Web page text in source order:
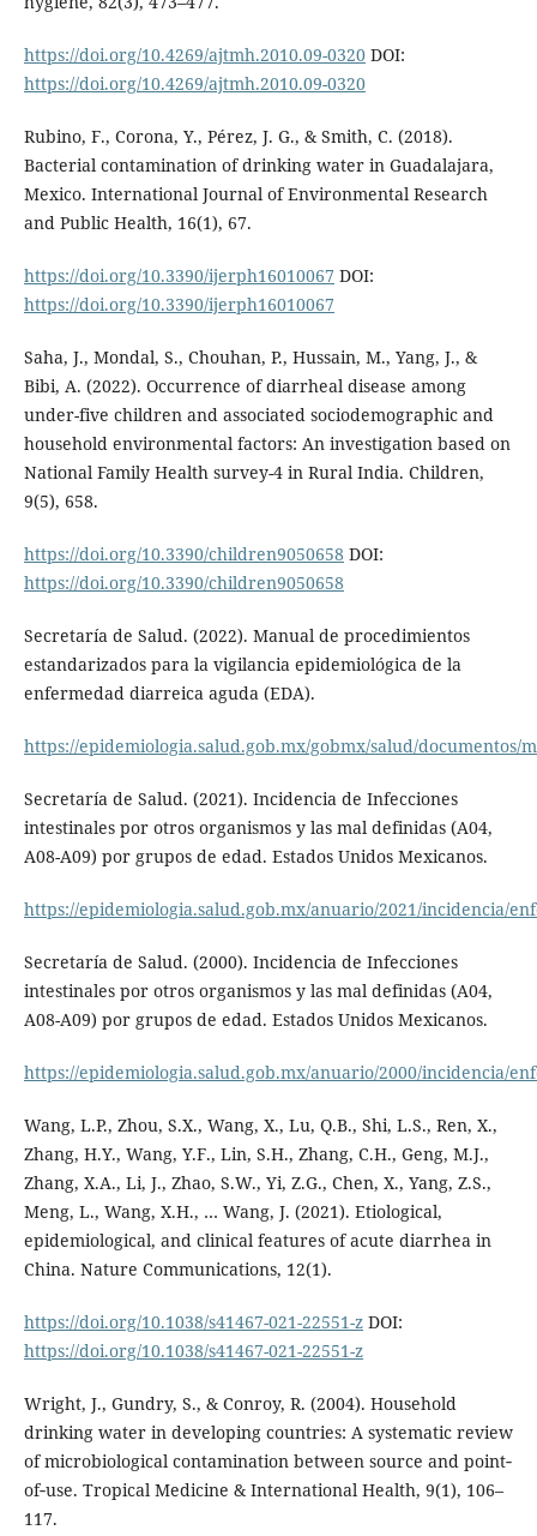
https://doi.org/10.4269/ajtmh.2010.09-0320DOI:
https://doi.org/10.4269/ajtmh.2010.09-0320
Rubino, F., Corona, Y., Pérez, J. G., & Smith, C. (2018).
Bacterial contamination of drinking water in Guadalajara,
Mexico. International Journal of Environmental Research
and Public Health, 16(1), 67.
https://doi.org/10.3390/ijerph16010067 DOI:
https://doi.org/10.3390/ijerph16010067
Saha, J., Mondal, S., Chouhan, P., Hussain, M., Yang, J., &
Bibi, A. (2022). Occurrence of diarrheal disease among
under-five children and associated sociodemographic and
household environmental factors: An investigation based on
National Family Health survey-4 in Rural India. Children,
9(5), 658.
https://doi.org/10.3390/children9050658 DOI:
https://doi.org/10.3390/children9050658
Secretaría de Salud. (2022). Manual de procedimientos
estandarizados para la vigilancia epidemiológica de la
enfermedad diarreica aguda (EDA).
https://epidemiologia.salud.gob.mx/gobmx/salud/documentos/
Secretaría de Salud. (2021). Incidencia de Infecciones
intestinales por otros organismos y las mal definidas (A04,
A08-A09) por grupos de edad. Estados Unidos Mexicanos.
https://epidemiologia.salud.gob.mx/anuario/2021/incidencia/
Secretaría de Salud. (2000). Incidencia de Infecciones
intestinales por otros organismos y las mal definidas (A04,
A08-A09) por grupos de edad. Estados Unidos Mexicanos.
https://epidemiologia.salud.gob.mx/anuario/2000/incidencia/
Wang, L.P., Zhou, S.X., Wang, X., Lu, Q.B., Shi, L.S., Ren, X.,
Zhang, H.Y., Wang, Y.F., Lin, S.H., Zhang, C.H., Geng, M.J.,
Zhang, X.A., Li, J., Zhao, S.W., Yi, Z.G., Chen, X., Yang, Z.S.,
Meng, L., Wang, X.H., … Wang, J. (2021). Etiological,
epidemiological, and clinical features of acute diarrhea in
China. Nature Communications, 12(1).
https://doi.org/10.1038/s41467-021-22551-zDOI:
https://doi.org/10.1038/s41467-021-22551-z
Wright, J., Gundry, S., & Conroy, R. (2004). Household
drinking water in developing countries: A systematic review
of microbiological contamination between source and point‐
of‐use. Tropical Medicine & International Health, 9(1), 106–
117.